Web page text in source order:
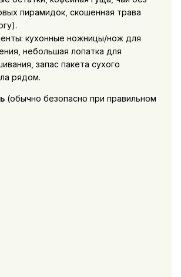
пирамидок, скошенная трава
кухонные ножницы/нож для
небольшая лопатка для
запас пакета сухого
рядом.
(обычно безопасно при правильном